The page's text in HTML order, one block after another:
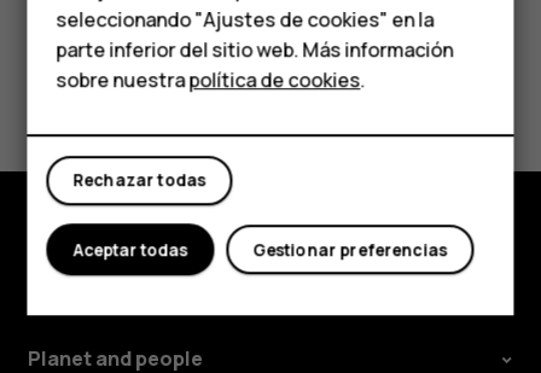
Para empresas
Tabletas
Tienda
Mi cuenta
¿Te ha parecido útil?
Sí No
Tienda
Planet and people
seleccionando "Ajustes de cookies" en la
parte inferior del sitio web. Más información
sobre nuestrapolítica de cookies.
Rechazar todas
Gestionar preferencias
Aceptar todas